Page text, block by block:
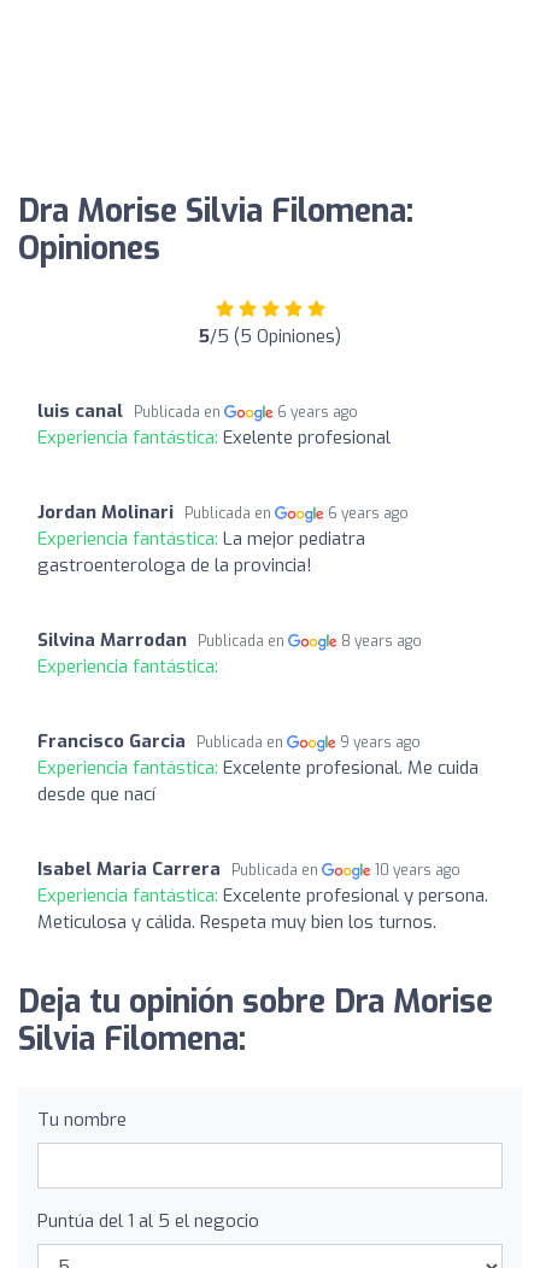
Dra Morise Silvia Filomena:
Opiniones
5/5 (5 Opiniones)
luis canal Publicada en 6 years ago
Experiencia fantástica: Exelente profesional
Jordan Molinari Publicada en 6 years ago
Experiencia fantástica: La mejor pediatra
gastroenterologa de la provincia!
Silvina Marrodan Publicada en 8 years ago
Experiencia fantástica:
Francisco Garcia Publicada en 9 years ago
Experiencia fantástica: Excelente profesional. Me cuida
desde que nací
Isabel Maria Carrera Publicada en 10 years ago
Experiencia fantástica: Excelente profesional y persona.
Meticulosa y cálida. Respeta muy bien los turnos.
Deja tu opinión sobre Dra Morise
Silvia Filomena:
Tu nombre
Puntúa del 1 al 5 el negocio